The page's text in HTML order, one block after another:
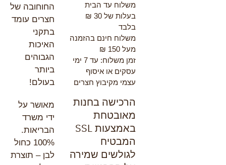
50
גרם
משלוח עד הבית
בעלות של 30 ₪
בלבד
משלוח חינם בהזמנה
מעל 150 ₪
זמן משלוח: עד 7 ימי
עסקים או איסוף
עצמי מקיבוץ חצרים
הרכישה בחנות
מאובטחת
באמצעות SSL
המבטיח
לגולשים שמירה
החוחובה של
חצרים עומד
בתקני
האיכות
הגבוהים
ביותר
בעולם!
מאושר על
ידי משרד
הבריאות.
100% כחול
לבן – תוצרת